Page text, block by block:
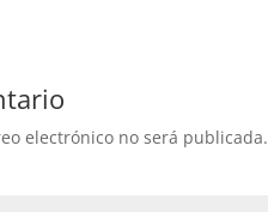
electrónico no será publicada.